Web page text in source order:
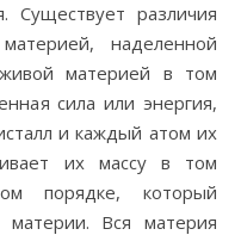
Существует различия
наделенной
материей в том
сила или энергия,
и каждый атом их
их массу в том
порядке, который
материи. Вся материя